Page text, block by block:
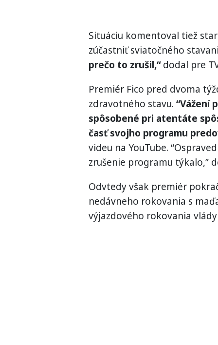
Situáciu komentoval tiež
zúčastniť sviatočného
prečo to zrušil,“dodal pre
Premiér Fico pred dvoma
zdravotného stavu. “Vážení
spôsobené pri atentáte
časť svojho programu
videu na YouTube.
zrušenie programu týkalo,”
Odvtedy však premiér
nedávneho rokovania s
výjazdového rokovania